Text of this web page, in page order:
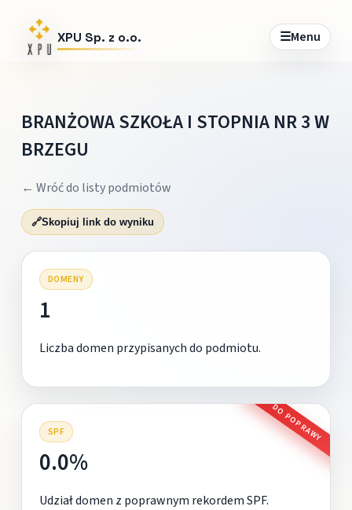
XPU Sp. z o.o. ☰Menu
BRANŻOWA SZKOŁA I STOPNIA NR 3 W
BRZEGU
← Wróć do listy podmiotów
🔗Skopiuj link do wyniku
DOMENY
1
Liczba domen przypisanych do podmiotu.
SPF DO POPRAWY
0.0%
Udział domen z poprawnym rekordem SPF.